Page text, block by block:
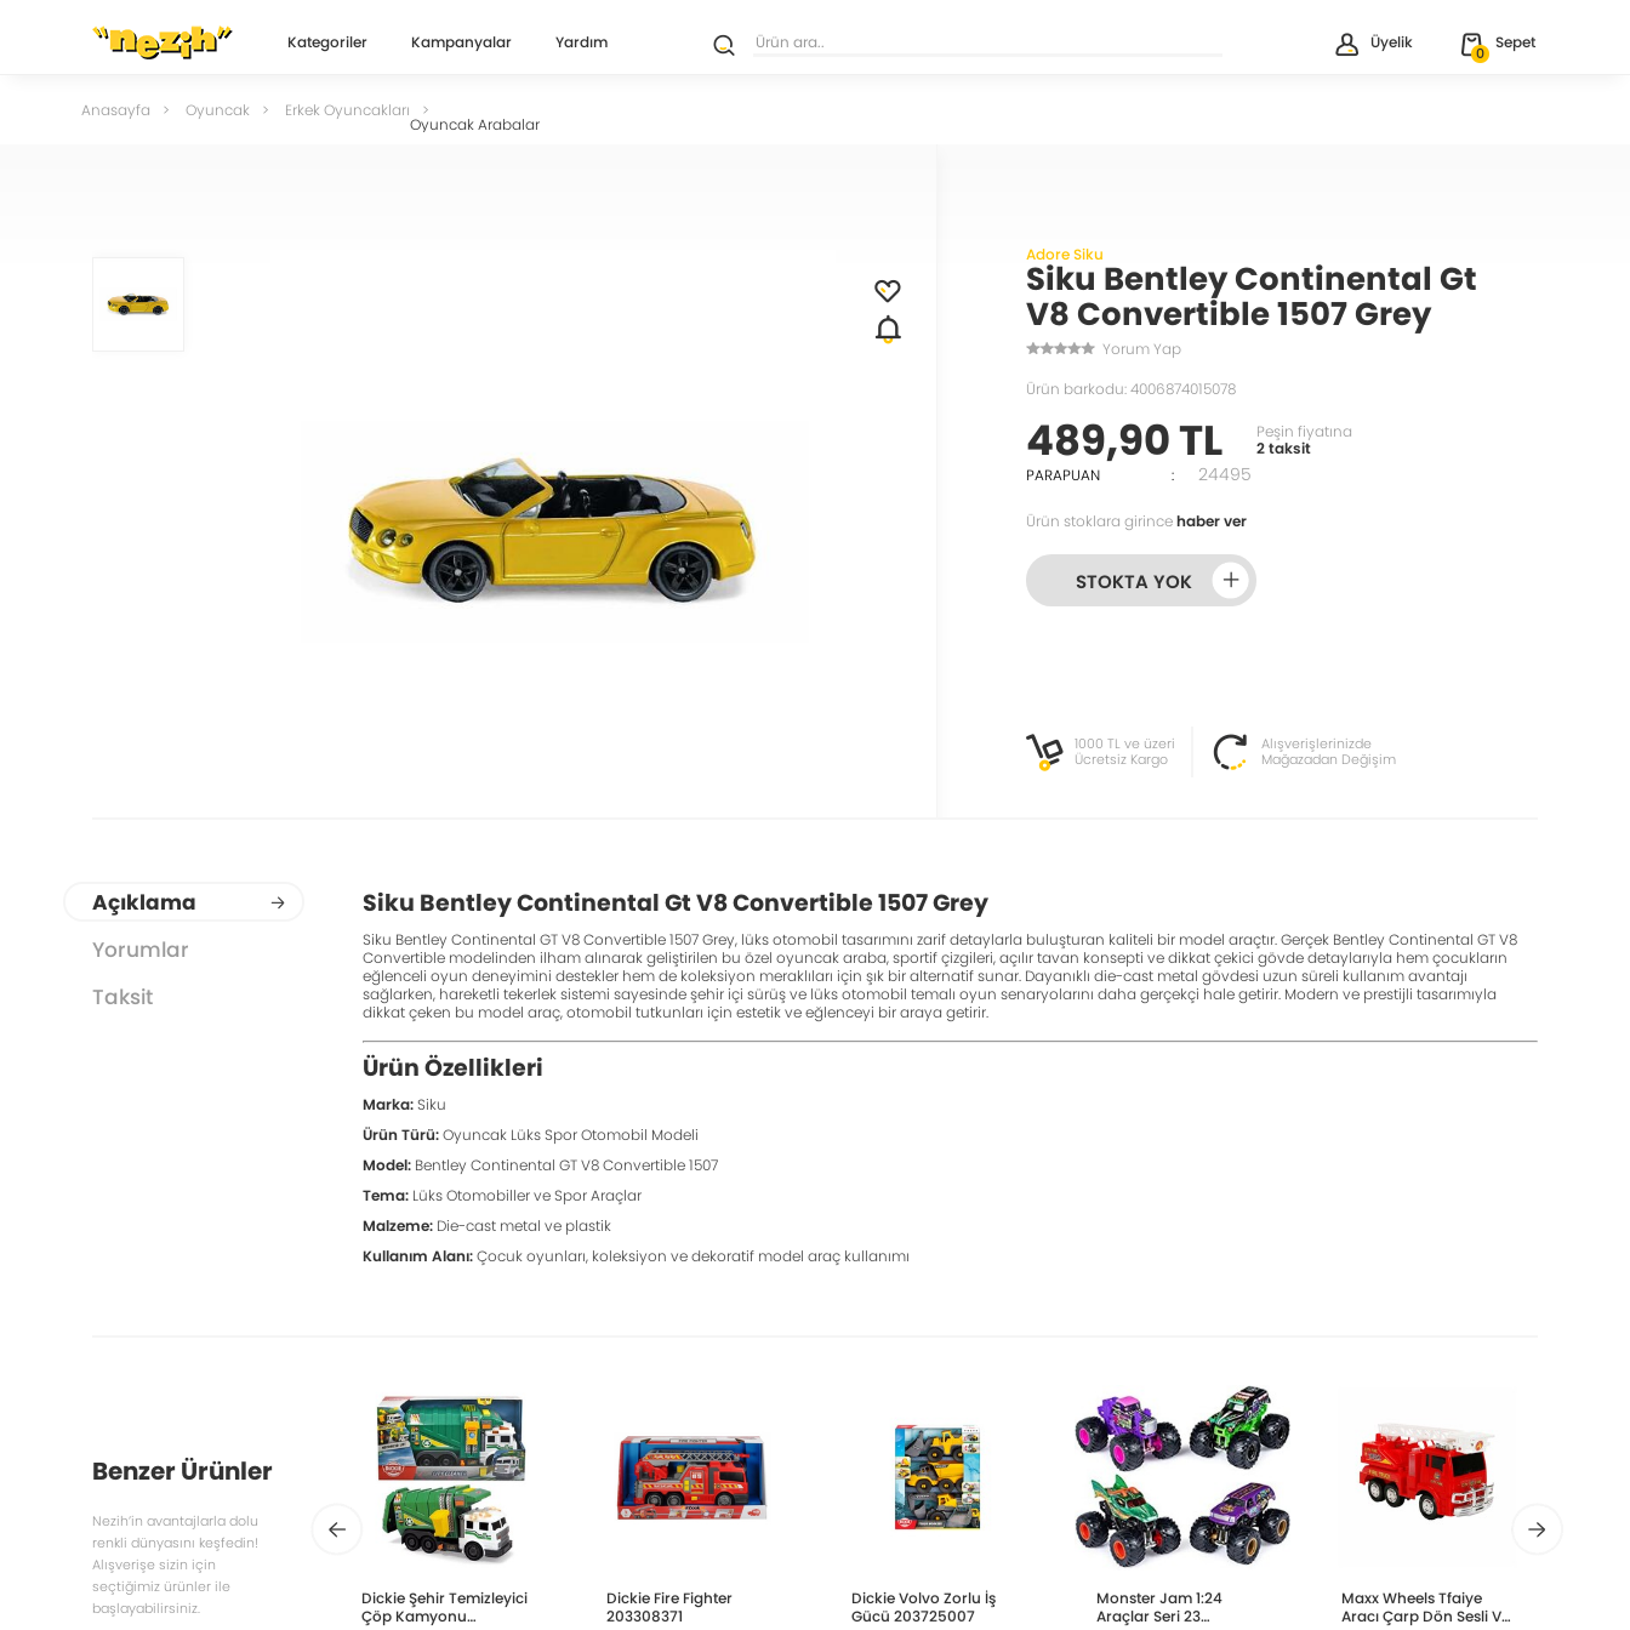
Kategoriler Kampanyalar Yardım Üyelik
0
Sepet
Anasayfa Oyuncak Erkek Oyuncakları
Oyuncak Arabalar
Adore Siku
Siku Bentley Continental Gt
V8 Convertible 1507 Grey
Yorum Yap
Ürün barkodu: 4006874015078
489,90 TL
Peşin fiyatına
2 taksit
PARAPUAN
: 24495
Ürün stoklara girincehaber ver
STOKTA YOK
1000 TL ve üzeri
Ücretsiz Kargo
Alışverişlerinizde
Mağazadan Değişim
Açıklama
Yorumlar
Taksit
Siku Bentley Continental Gt V8 Convertible 1507 Grey
Siku Bentley Continental GT V8 Convertible 1507 Grey, lüks otomobil tasarımını zarif detaylarla buluşturan kaliteli bir model araçtır. Gerçek Bentley Continental GT V8
Convertible modelinden ilham alınarak geliştirilen bu özel oyuncak araba, sportif çizgileri, açılır tavan konsepti ve dikkat çekici gövde detaylarıyla hem çocukların
eğlenceli oyun deneyimini destekler hem de koleksiyon meraklıları için şık bir alternatif sunar. Dayanıklı die-cast metal gövdesi uzun süreli kullanım avantajı
sağlarken, hareketli tekerlek sistemi sayesinde şehir içi sürüş ve lüks otomobil temalı oyun senaryolarını daha gerçekçi hale getirir. Modern ve prestijli tasarımıyla
dikkat çeken bu model araç, otomobil tutkunları için estetik ve eğlenceyi bir araya getirir.
Ürün Özellikleri
Marka:Siku
Ürün Türü:Oyuncak Lüks Spor Otomobil Modeli
Model:Bentley Continental GT V8 Convertible 1507
Tema:Lüks Otomobiller ve Spor Araçlar
Malzeme:Die-cast metal ve plastik
Kullanım Alanı:Çocuk oyunları, koleksiyon ve dekoratif model araç kullanımı
Benzer Ürünler
Nezih’in avantajlarla dolu
renkli dünyasını keşfedin!
Alışverişe sizin için
seçtiğimiz ürünler ile
başlayabilirsiniz.
Dickie Şehir Temizleyici
Çöp Kamyonu
Dickie Fire Fighter
203308371
Dickie Volvo Zorlu İş
Gücü 203725007
Monster Jam 1:24
Araçlar Seri 23
Maxx Wheels Tfaiye
Aracı Çarp Dön Sesli Ve